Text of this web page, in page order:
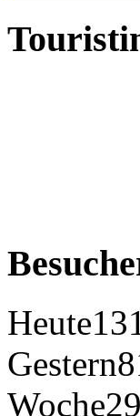
Heute
Gestern
Woche